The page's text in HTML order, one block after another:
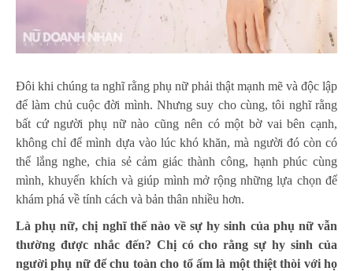
Đôi khi chúng ta nghĩ rằng phụ nữ phải thật mạnh mẽ và độc lập
để làm chủ cuộc đời mình. Nhưng suy cho cùng, tôi nghĩ rằng
bất cứ người phụ nữ nào cũng nên có một bờ vai bên cạnh,
không chỉ để mình dựa vào lúc khó khăn, mà người đó còn có
thể lắng nghe, chia sẻ cảm giác thành công, hạnh phúc cùng
mình, khuyến khích và giúp mình mở rộng những lựa chọn để
khám phá về tính cách và bản thân nhiều hơn.
Là phụ nữ, chị nghĩ thế nào về sự hy sinh của phụ nữ vẫn
thường được nhắc đến? Chị có cho rằng sự hy sinh của
người phụ nữ để chu toàn cho tổ ấm là một thiệt thòi với họ